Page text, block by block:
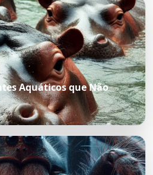
Aquáticos que Não